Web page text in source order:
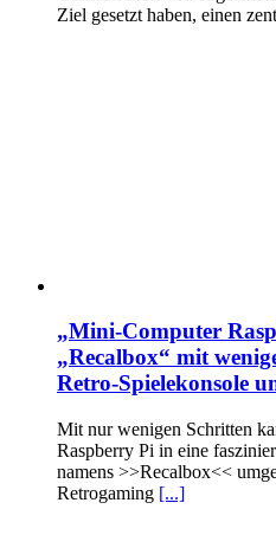
Ziel gesetzt haben, einen
„Mini-Computer
„Recalbox“ mit
Retro-Spielekonsole
Mit nur wenigen Schritten
Raspberry Pi in eine
namens >>Recalbox<<
Retrogaming [...]